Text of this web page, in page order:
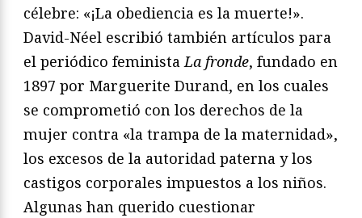
célebre: «¡La obediencia es la muerte!».
David-Néel escribió también artículos para
el periódico feministaLa fronde, fundado en
1897 por Marguerite Durand, en los cuales
se comprometió con los derechos de la
mujer contra «la trampa de la maternidad»,
los excesos de la autoridad paterna y los
castigos corporales impuestos a los niños.
Algunas han querido cuestionar